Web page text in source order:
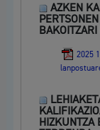
AZKEN
2025
HIZKUNTZA